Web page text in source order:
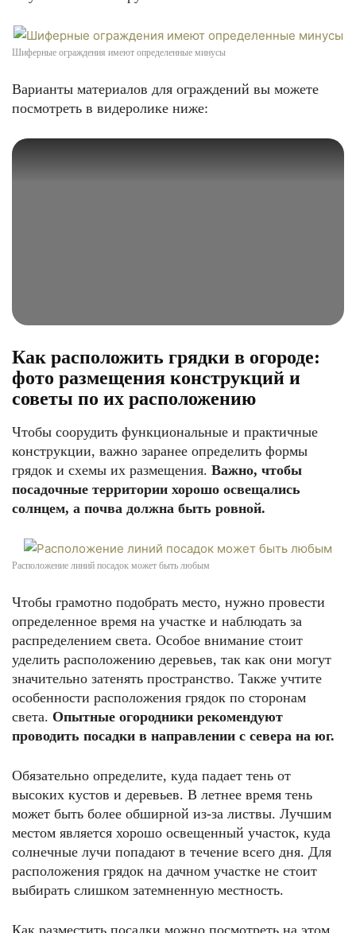
Шиферные ограждения имеют определенные минусы
Варианты материалов для ограждений вы можете
посмотреть в видеролике ниже:
Как расположить грядки в огороде:
фото размещения конструкций и
советы по их расположению
Чтобы соорудить функциональные и практичные
конструкции, важно заранее определить формы
грядок и схемы их размещения. Важно, чтобы
посадочные территории хорошо освещались
солнцем, а почва должна быть ровной.
Расположение линий посадок может быть любым
Чтобы грамотно подобрать место, нужно провести
определенное время на участке и наблюдать за
распределением света. Особое внимание стоит
уделить расположению деревьев, так как они могут
значительно затенять пространство. Также учтите
особенности расположения грядок по сторонам
света. Опытные огородники рекомендуют
проводить посадки в направлении с севера на юг.
Обязательно определите, куда падает тень от
высоких кустов и деревьев. В летнее время тень
может быть более обширной из-за листвы. Лучшим
местом является хорошо освещенный участок, куда
солнечные лучи попадают в течение всего дня. Для
расположения грядок на дачном участке не стоит
выбирать слишком затемненную местность.